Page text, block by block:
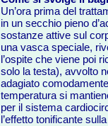
Un’ora prima del
in un secchio pieno
sostanze attive sul
una vasca speciale,
l’ospite che viene poi
solo la testa), avvolto
adagiato
temperatura si
per il sistema
l’effetto tonificante